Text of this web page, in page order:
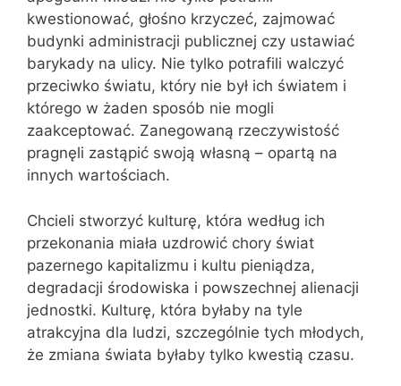
kwestionować, głośno krzyczeć, zajmować
budynki administracji publicznej czy ustawiać
barykady na ulicy. Nie tylko potrafili walczyć
przeciwko światu, który nie był ich światem i
którego w żaden sposób nie mogli
zaakceptować. Zanegowaną rzeczywistość
pragnęli zastąpić swoją własną – opartą na
innych wartościach.
Chcieli stworzyć kulturę, która według ich
przekonania miała uzdrowić chory świat
pazernego kapitalizmu i kultu pieniądza,
degradacji środowiska i powszechnej alienacji
jednostki. Kulturę, która byłaby na tyle
atrakcyjna dla ludzi, szczególnie tych młodych,
że zmiana świata byłaby tylko kwestią czasu.